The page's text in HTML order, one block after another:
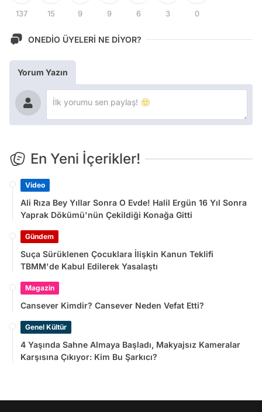
137 15 9 9 6 3 0
ONEDİO ÜYELERİ NE DİYOR?
Yorum Yazın
En Yeni İçerikler!
Video
Ali Rıza Bey Yıllar Sonra O Evde! Halil Ergün 16 Yıl Sonra
Yaprak Dökümü'nün Çekildiği Konağa Gitti
Gündem
Suça Sürüklenen Çocuklara İlişkin Kanun Teklifi
TBMM'de Kabul Edilerek Yasalaştı
Magazin
Cansever Kimdir? Cansever Neden Vefat Etti?
Genel Kültür
4 Yaşında Sahne Almaya Başladı, Makyajsız Kameralar
Karşısına Çıkıyor: Kim Bu Şarkıcı?